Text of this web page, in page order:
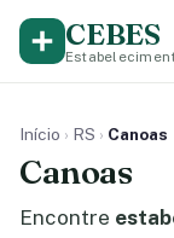
CEBES
Início › RS › Canoas
Canoas
Encontre